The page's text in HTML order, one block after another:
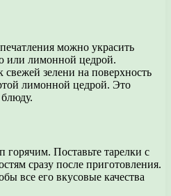
можно украсить
или лимонной цедрой.
свежей зелени на поверхность
лимонной цедрой. Это
Поставьте тарелки с
сразу после приготовления.
все его вкусовые качества